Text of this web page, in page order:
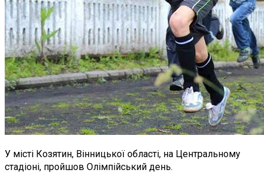
У місті Козятин, Вінницької області, на Центральному
стадіоні, пройшов Олімпійський день.